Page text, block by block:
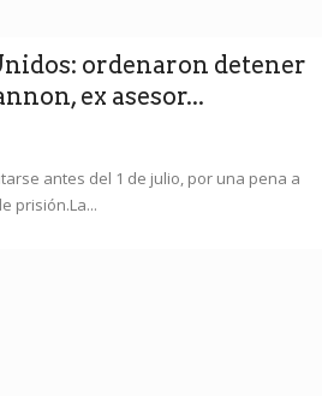
ordenaron detener
ex asesor...
antes del 1 de julio, por una pena a
prisión.La...